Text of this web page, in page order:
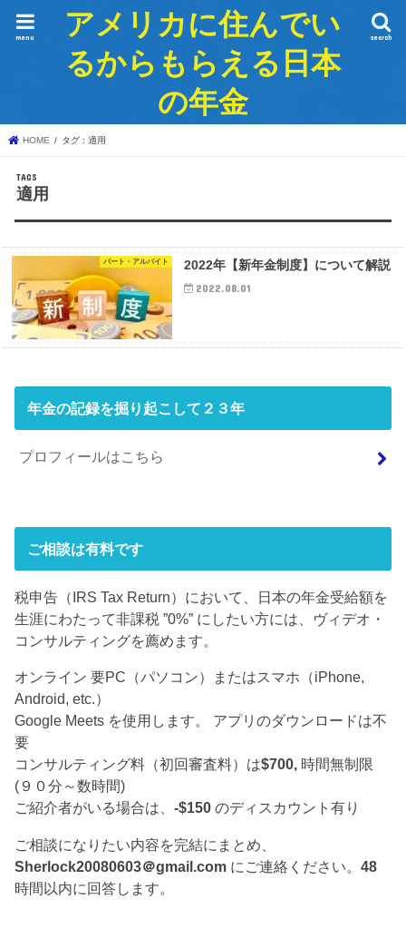
アメリカに住んでい
るからもらえる日本
の年金
search
menu
HOME タグ : 適用
適用
パート・アルバイト 2022年【新年金制度】について解説
2022.08.01
年金の記録を掘り起こして２３年
プロフィールはこちら
ご相談は有料です
税申告（IRS Tax Return）において、日本の年金受給額を
生涯にわたって非課税 ”0%” にしたい方には、ヴィデオ・
コンサルティングを薦めます。
オンライン 要PC（パソコン）またはスマホ（iPhone,
Android, etc.）
Google Meets を使用します。 アプリのダウンロードは不
要
コンサルティング料（初回審査料）は$700, 時間無制限
(９０分～数時間)
ご紹介者がいる場合は、-$150 のディスカウント有り
ご相談になりたい内容を完結にまとめ、
Sherlock20080603＠gmail.com にご連絡ください。48
時間以内に回答します。